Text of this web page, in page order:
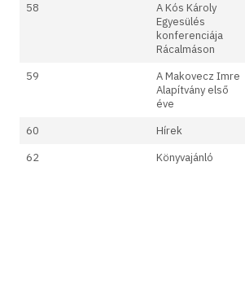
58
A Kós Károly
Egyesülés
konferenciája
Rácalmáson
59
A Makovecz Imre
Alapítvány első
éve
60
Hírek
62
Könyvajánló